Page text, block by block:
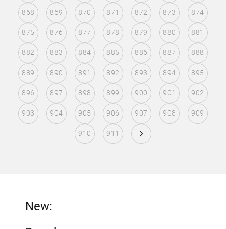
868 869 870 871 872 873 874
875 876 877 878 879 880 881
882 883 884 885 886 887 888
889 890 891 892 893 894 895
896 897 898 899 900 901 902
903 904 905 906 907 908 909
910 911
New: